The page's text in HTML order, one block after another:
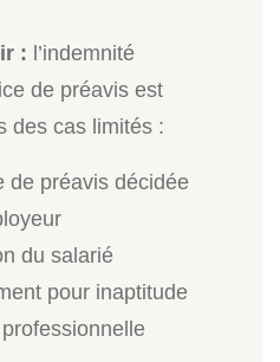
: l’indemnité
de préavis est
des cas limités :
de préavis décidée
du salarié
pour inaptitude
professionnelle